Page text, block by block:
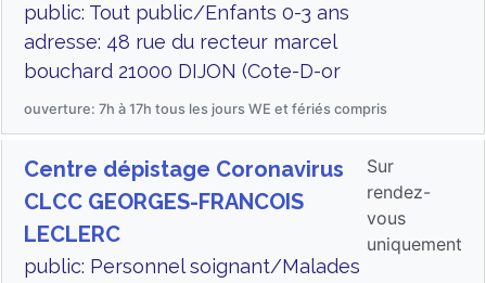
public: Tout public/Enfants 0-3 ans
adresse: 48 rue du recteur marcel
bouchard 21000 DIJON (Cote-D-or
ouverture: 7h à 17h tous les jours WE et fériés compris
Centre dépistage Coronavirus
CLCC GEORGES-FRANCOIS
LECLERC
public: Personnel soignant/Malades
Sur
rendez-
vous
uniquement